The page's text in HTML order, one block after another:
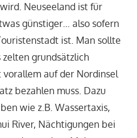
Neuseeland ist für
günstiger… also sofern
ist. Man sollte
grundsätzlich
auf der Nordinsel
bezahlen muss. Dazu
wie z.B. Wassertaxis,
River, Nächtigungen bei